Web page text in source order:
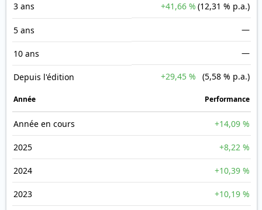
3 ans +41,66 % (12,31 % p.a.)
5 ans —
10 ans —
Depuis l'édition +29,45 % (5,58 % p.a.)
Année Performance
Année en cours +14,09 %
2025 +8,22 %
2024 +10,39 %
2023 +10,19 %